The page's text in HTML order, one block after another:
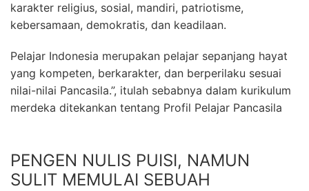
karakter religius, sosial, mandiri, patriotisme,
kebersamaan, demokratis, dan keadilaan.
Pelajar Indonesia merupakan pelajar sepanjang hayat
yang kompeten, berkarakter, dan berperilaku sesuai
nilai-nilai Pancasila.”, itulah sebabnya dalam kurikulum
merdeka ditekankan tentang Profil Pelajar Pancasila
PENGEN NULIS PUISI, NAMUN
SULIT MEMULAI SEBUAH